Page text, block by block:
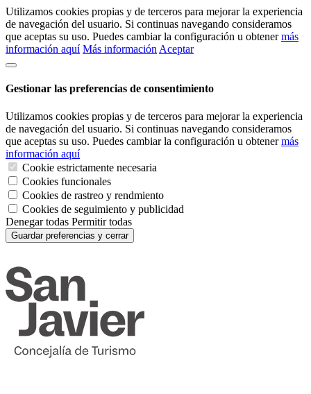
Utilizamos cookies propias y de terceros para mejorar la experiencia
de navegación del usuario. Si continuas navegando consideramos
que aceptas su uso. Puedes cambiar la configuración u obtenermás
información aquí Más información Aceptar
Gestionar las preferencias de consentimiento
Utilizamos cookies propias y de terceros para mejorar la experiencia
de navegación del usuario. Si continuas navegando consideramos
que aceptas su uso. Puedes cambiar la configuración u obtenermás
información aquí
Cookie estrictamente necesaria
Cookies funcionales
Cookies de rastreo y rendmiento
Cookies de seguimiento y publicidad
Denegar todas Permitir todas
Guardar preferencias y cerrar